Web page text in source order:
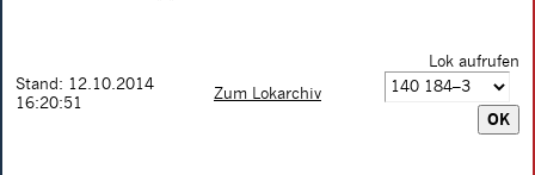
Stand: 12.10.2014
16:20:51
Zum Lokarchiv
Lok aufrufen